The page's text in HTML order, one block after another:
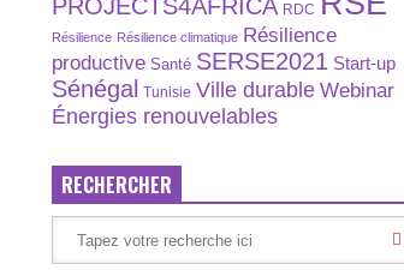
PROJECTS4AFRICA RDC
Résilience Résilience climatique Résilience
productive Santé SERSE2021 Start-up
Sénégal Tunisie Ville durable Webinar
Énergies renouvelables
RECHERCHER